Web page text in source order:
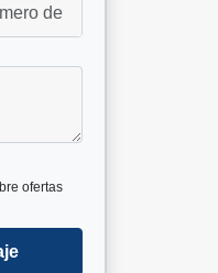
ofertas